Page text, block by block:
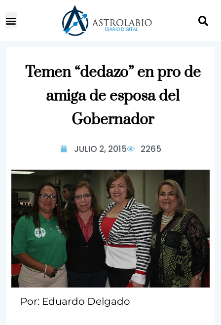
Temen “dedazo” en pro de
amiga de esposa del
Gobernador
JULIO 2, 2015 2265
Por: Eduardo Delgado